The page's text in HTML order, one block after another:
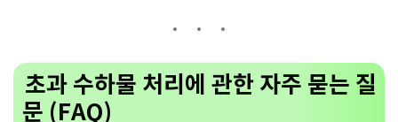
초과 수하물 처리에 관한 자주 묻는 질
문 (FAQ)